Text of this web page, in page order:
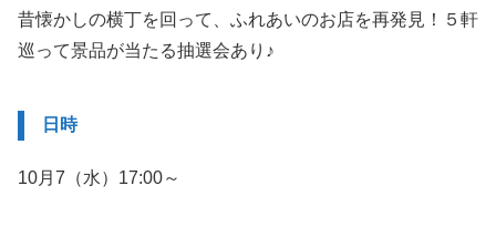
昔懐かしの横丁を回って、ふれあいのお店を再発見！５軒
巡って景品が当たる抽選会あり♪
日時
10月7（水）17:00～